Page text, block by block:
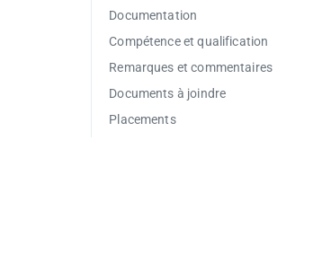
Documentation
Compétence et qualification
Remarques et commentaires
Documents à joindre
Placements